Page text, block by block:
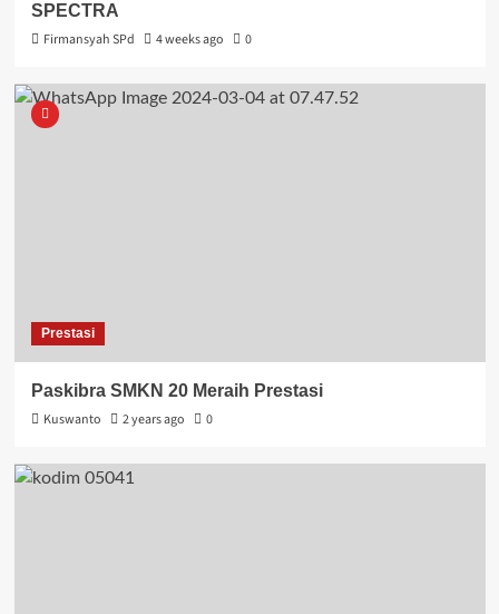
SPECTRA
Firmansyah SPd
4 weeks ago 0
Prestasi
Paskibra SMKN 20 Meraih Prestasi
Kuswanto
2 years ago 0